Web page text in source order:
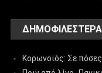
ΔΗΜΟΦΙΛΈΣΤΕΡΑ
Κορωνοϊός: Σε